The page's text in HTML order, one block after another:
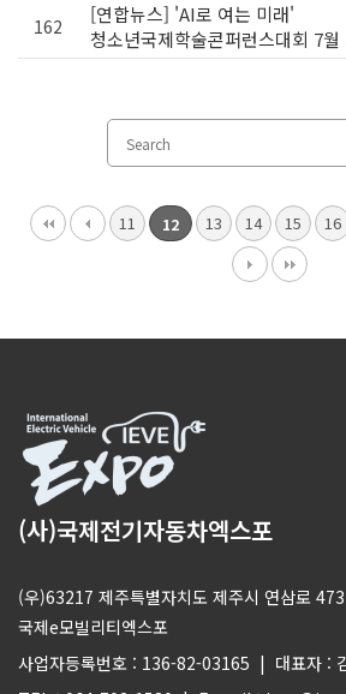
162
[연합뉴스] 'AI로 여는 미래'
청소년국제학술콘퍼런스대회 7월
11 12 13 14 15 16
(사)국제전기자동차엑스포
(우)63217 제주특별자치도 제주시 연삼로
국제e모빌리티엑스포
사업자등록번호 : 136-82-03165 | 대표자 :